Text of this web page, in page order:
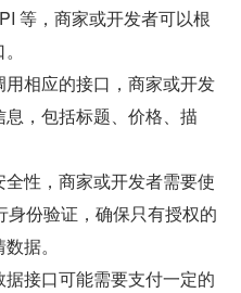
等，商家或开发者可以根
相应的接口，商家或开发
，包括标题、价格、描
性，商家或开发者需要使
份验证，确保只有授权的
据。
接口可能需要支付一定的